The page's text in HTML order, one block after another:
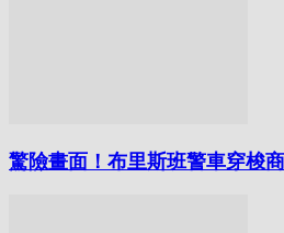
驚險畫面！布里斯班警車穿梭